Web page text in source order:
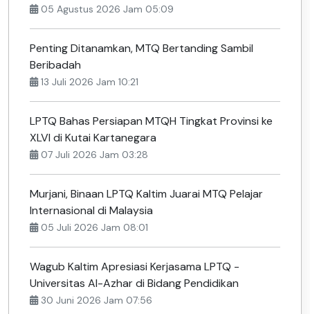
05 Agustus 2026 Jam 05:09
Penting Ditanamkan, MTQ Bertanding Sambil
Beribadah
13 Juli 2026 Jam 10:21
LPTQ Bahas Persiapan MTQH Tingkat Provinsi ke
XLVI di Kutai Kartanegara
07 Juli 2026 Jam 03:28
Murjani, Binaan LPTQ Kaltim Juarai MTQ Pelajar
Internasional di Malaysia
05 Juli 2026 Jam 08:01
Wagub Kaltim Apresiasi Kerjasama LPTQ -
Universitas Al-Azhar di Bidang Pendidikan
30 Juni 2026 Jam 07:56